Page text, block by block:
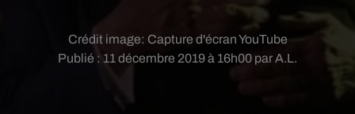
Publié : 11 décembre 2019 à 16h00 par A.L.
Crédit image: Capture d'écran YouTube